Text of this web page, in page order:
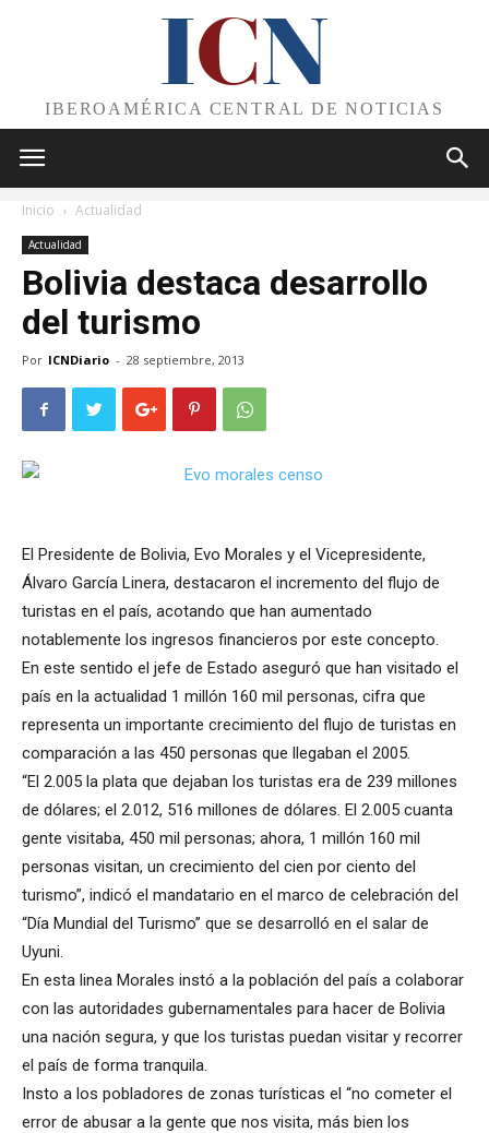
ICN
IBEROAMÉRICA CENTRAL DE NOTICIAS
Inicio Actualidad
Actualidad
Bolivia destaca desarrollo
del turismo
Por ICNDiario - 28 septiembre, 2013
El Presidente de Bolivia, Evo Morales y el Vicepresidente,
Álvaro García Linera, destacaron el incremento del flujo de
turistas en el país, acotando que han aumentado
notablemente los ingresos financieros por este concepto.
En este sentido el jefe de Estado aseguró que han visitado el
país en la actualidad 1 millón 160 mil personas, cifra que
representa un importante crecimiento del flujo de turistas en
comparación a las 450 personas que llegaban el 2005.
“El 2.005 la plata que dejaban los turistas era de 239 millones
de dólares; el 2.012, 516 millones de dólares. El 2.005 cuanta
gente visitaba, 450 mil personas; ahora, 1 millón 160 mil
personas visitan, un crecimiento del cien por ciento del
turismo”, indicó el mandatario en el marco de celebración del
“Día Mundial del Turismo” que se desarrolló en el salar de
Uyuni.
En esta linea Morales instó a la población del país a colaborar
con las autoridades gubernamentales para hacer de Bolivia
una nación segura, y que los turistas puedan visitar y recorrer
el país de forma tranquila.
Insto a los pobladores de zonas turísticas el “no cometer el
error de abusar a la gente que nos visita, más bien los